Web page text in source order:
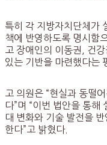
특히 각 지방자치단체가
책에 반영하도록 명시함
고 장애인의 이동권, 건
있는 기반을 마련했다는
고 의원은 “현실과 동떨
다”며 “이번 법안을 통해
대 변화와 기술 발전을
한다”고 밝혔다.